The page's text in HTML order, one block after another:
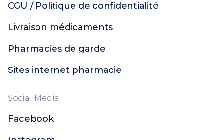
CGU / Politique de confidentialité
Livraison médicaments
Pharmacies de garde
Sites internet pharmacie
Social Media
Facebook